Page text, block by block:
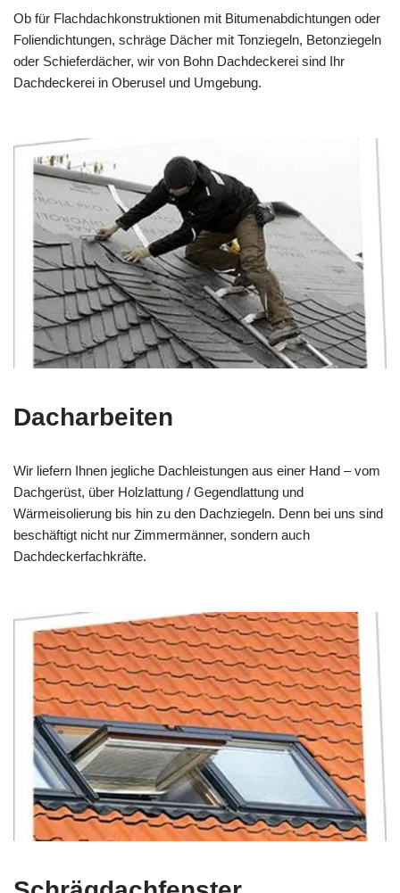
Ob für Flachdachkonstruktionen mit Bitumenabdichtungen oder
Foliendichtungen, schräge Dächer mit Tonziegeln, Betonziegeln
oder Schieferdächer, wir von Bohn Dachdeckerei sind Ihr
Dachdeckerei in Oberusel und Umgebung.
Dacharbeiten
Wir liefern Ihnen jegliche Dachleistungen aus einer Hand – vom
Dachgerüst, über Holzlattung / Gegendlattung und
Wärmeisolierung bis hin zu den Dachziegeln. Denn bei uns sind
beschäftigt nicht nur Zimmermänner, sondern auch
Dachdeckerfachkräfte.